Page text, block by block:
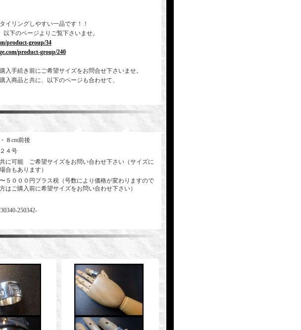
イリングしやすい一品です！！
下のページよりご覧下さいませ。
product-group/34
product-group/240
手続き前にご希望サイズをお問合せ下さいませ。
入商品と共に、以下のページも合わせて、
８cm前後
４号
に可能 ご希望サイズをお問い合わせ下さい（サイズに
合もあります）
５０００円プラス税（号数により価格が変わりますので
はご購入前に希望サイズをお問い合わせ下さい）
250342-